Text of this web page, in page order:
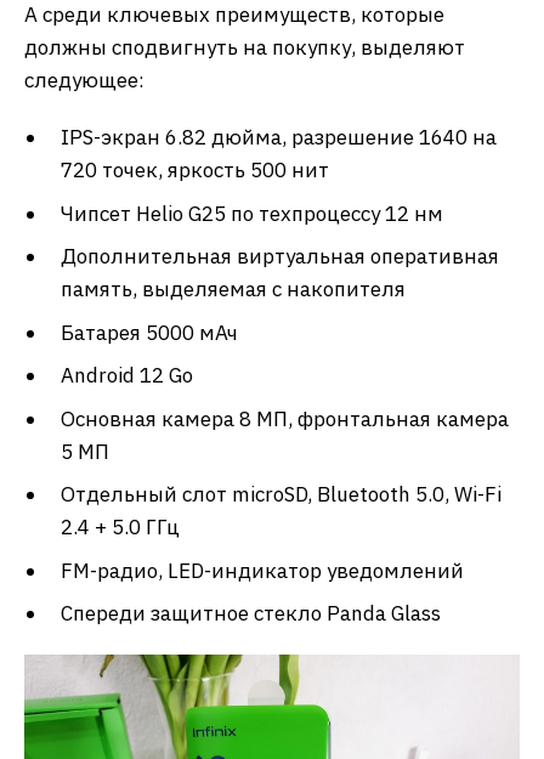
А среди ключевых преимуществ, которые
должны сподвигнуть на покупку, выделяют
следующее:
IPS-экран 6.82 дюйма, разрешение 1640 на
720 точек, яркость 500 нит
Чипсет Helio G25 по техпроцессу 12 нм
Дополнительная виртуальная оперативная
память, выделяемая с накопителя
Батарея 5000 мАч
Android 12 Go
Основная камера 8 МП, фронтальная камера
5 МП
Отдельный слот microSD, Bluetooth 5.0, Wi-Fi
2.4 + 5.0 ГГц
FM-радио, LED-индикатор уведомлений
Спереди защитное стекло Panda Glass